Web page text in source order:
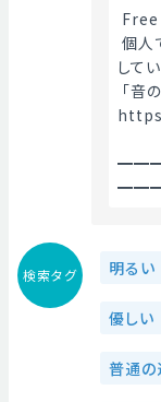
個人で保管しきれない大量の楽曲を無料配布
して
検索タグ 明るい
優しい
普通の